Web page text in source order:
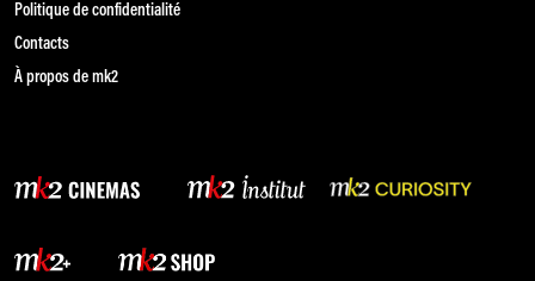
Politique de confidentialité
Contacts
À propos de mk2